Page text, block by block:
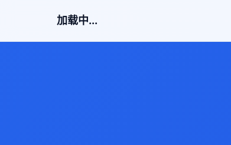
加载中...